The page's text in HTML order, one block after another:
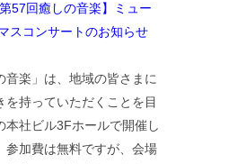
57回癒しの音楽】ミュー
スコンサートのお知らせ
楽」は、地域の皆さまに
を持っていただくことを目
本社ビル3Fホールで開催し
参加費は無料ですが、会場